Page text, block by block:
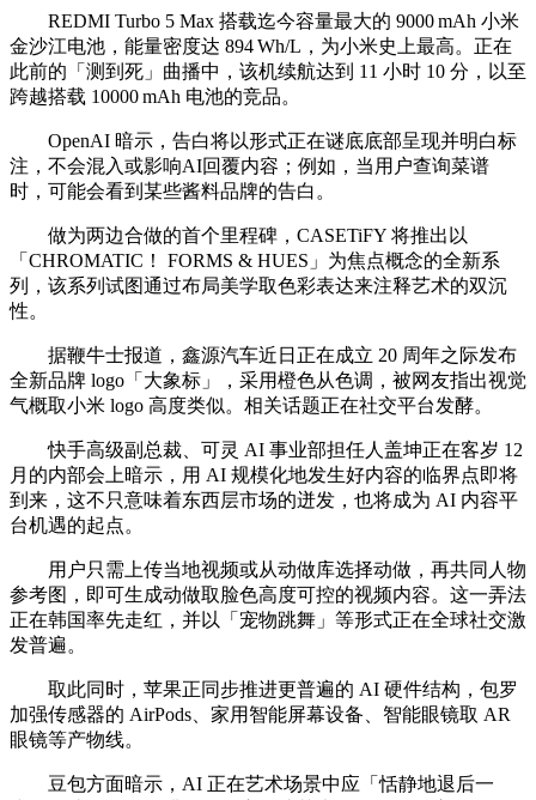
REDMI Turbo 5 Max 搭载迄今容量最大的 9000 mAh 小米
金沙江电池，能量密度达 894 Wh/L，为小米史上最高。正在
此前的「测到死」曲播中，该机续航达到 11 小时 10 分，以至
跨越搭载 10000 mAh 电池的竞品。
OpenAI 暗示，告白将以形式正在谜底底部呈现并明白标
注，不会混入或影响AI回覆内容；例如，当用户查询菜谱
时，可能会看到某些酱料品牌的告白。
做为两边合做的首个里程碑，CASETiFY 将推出以
「CHROMATIC！ FORMS & HUES」为焦点概念的全新系
列，该系列试图通过布局美学取色彩表达来注释艺术的双沉
性。
据鞭牛士报道，鑫源汽车近日正在成立 20 周年之际发布
全新品牌 logo「大象标」，采用橙色从色调，被网友指出视觉
气概取小米 logo 高度类似。相关话题正在社交平台发酵。
快手高级副总裁、可灵 AI 事业部担任人盖坤正在客岁 12
月的内部会上暗示，用 AI 规模化地发生好内容的临界点即将
到来，这不只意味着东西层市场的迸发，也将成为 AI 内容平
台机遇的起点。
用户只需上传当地视频或从动做库选择动做，再共同人物
参考图，即可生成动做取脸色高度可控的视频内容。这一弄法
正在韩国率先走红，并以「宠物跳舞」等形式正在全球社交激
发普遍。
取此同时，苹果正同步推进更普遍的 AI 硬件结构，包罗
加强传感器的 AirPods、家用智能屏幕设备、智能眼镜取 AR
眼镜等产物线。
豆包方面暗示，AI 正在艺术场景中应「恬静地退后一